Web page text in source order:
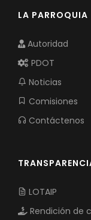
LA PARROQUIA
Autoridad
PDOT
Noticias
Comisiones
Contáctenos
LOTAIP
Rendición de